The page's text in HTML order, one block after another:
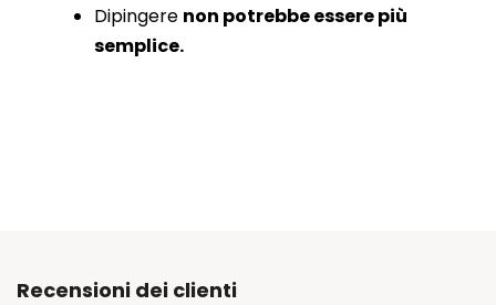
Dipingere non potrebbe essere più
semplice.
Recensioni dei clienti